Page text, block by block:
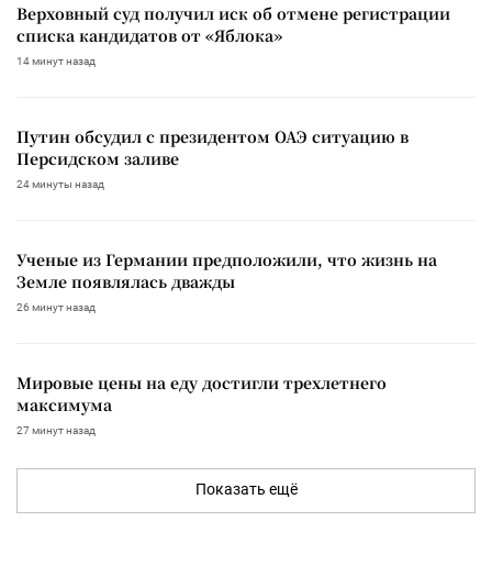
Верховный суд получил иск об отмене регистрации
списка кандидатов от «Яблока»
14 минут назад
Путин обсудил с президентом ОАЭ ситуацию в
Персидском заливе
24 минуты назад
Ученые из Германии предположили, что жизнь на
Земле появлялась дважды
26 минут назад
Мировые цены на еду достигли трехлетнего
максимума
27 минут назад
Показать ещё